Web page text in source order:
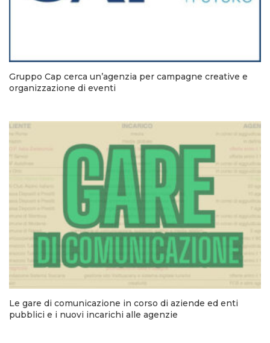
Gruppo Cap cerca un’agenzia per campagne creative e
organizzazione di eventi
Le gare di comunicazione in corso di aziende ed enti
pubblici e i nuovi incarichi alle agenzie